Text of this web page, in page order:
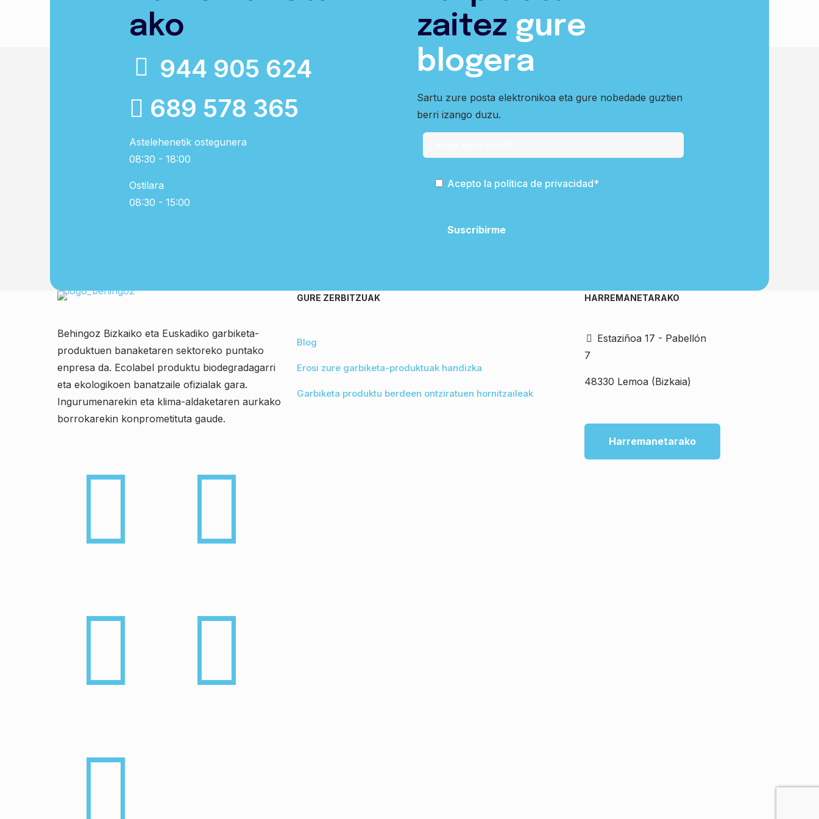
ako
944 905 624
689 578 365
Astelehenetik ostegunera
08:30 - 18:00
Ostilara
08:30 - 15:00
zaitez gure
blogera
Sartu zure posta elektronikoa eta gure nobedade guztien
berri izango duzu.
Acepto la política de privacidad*
Behingoz Bizkaiko eta Euskadiko garbiketa-
produktuen banaketaren sektoreko puntako
enpresa da. Ecolabel produktu biodegradagarri
eta ekologikoen banatzaile ofizialak gara.
Ingurumenarekin eta klima-aldaketaren aurkako
borrokarekin konprometituta gaude.
GURE ZERBITZUAK
Blog
Erosi zure garbiketa-produktuak handizka
Garbiketa produktu berdeen ontziratuen hornitzaileak
HARREMANETARAKO
Estaziñoa 17 - Pabellón
7
48330 Lemoa (Bizkaia)
Harremanetarako